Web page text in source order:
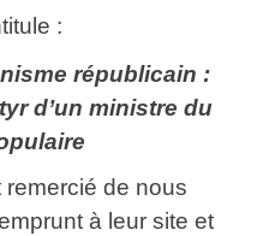
:
républicain :
d’un ministre du
remercié de nous
à leur site et